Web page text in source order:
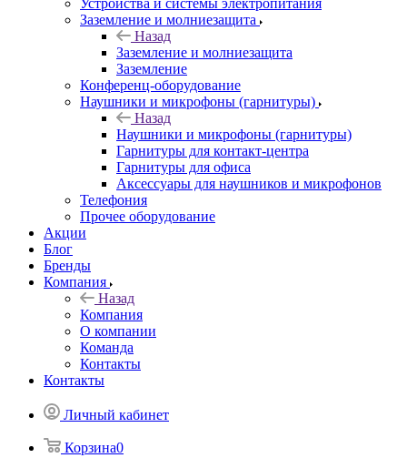
Устройства и системы электропитания
Заземление и молниезащита
Назад
Заземление и молниезащита
Заземление
Конференц-оборудование
Наушники и микрофоны (гарнитуры)
Назад
Наушники и микрофоны (гарнитуры)
Гарнитуры для контакт-центра
Гарнитуры для офиса
Аксессуары для наушников и микрофонов
Телефония
Прочее оборудование
Акции
Блог
Бренды
Компания
Назад
Компания
О компании
Команда
Контакты
Контакты
Личный кабинет
Корзина0